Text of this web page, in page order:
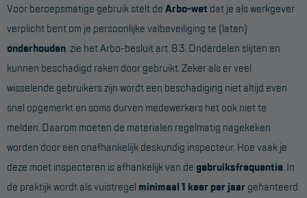
Voor beroepsmatige gebruik stelt de Arbo-wet dat je als werkgever
verplicht bent om je persoonlijke valbeveiliging te (laten)
onderhouden , zie het Arbo-besluit art. 8.3. Onderdelen slijten en
kunnen beschadigd raken door gebruikt. Zeker als er veel
wisselende gebruikers zijn wordt een beschadiging niet altijd even
snel opgemerkt en soms durven medewerkers het ook niet te
melden. Daarom moeten de materialen regelmatig nagekeken
worden door een onafhankelijk deskundig inspecteur. Hoe vaak je
deze moet inspecteren is afhankelijk van de gebruiksfrequentie . In
de praktijk wordt als vuistregel minimaal 1 keer per jaar gehanteerd.